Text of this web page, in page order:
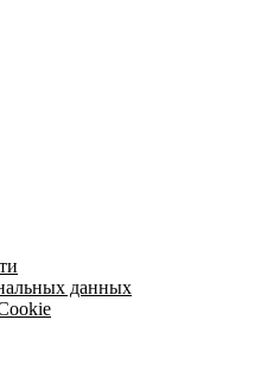
данных